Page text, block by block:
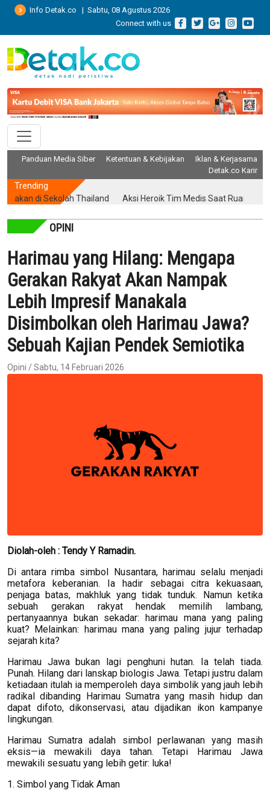
Info Detak.co | Sabtu, 08 Agustus 2026
Connect with us
Panduan Media Siber Ketentuan & Kebijakan
Iklan & Kerjasama
Detak.co Karir
Trending
di Sekolah Thailand Aksi Heroik Tim Medis Saat Ruang Operasi
OPINI
Harimau yang Hilang: Mengapa
Gerakan Rakyat Akan Nampak
Lebih Impresif Manakala
Disimbolkan oleh Harimau Jawa?
Sebuah Kajian Pendek Semiotika
Opini / Sabtu, 14 Februari 2026
Diolah-oleh : Tendy Y Ramadin.
Di antara rimba simbol Nusantara, harimau selalu menjadi
metafora keberanian. Ia hadir sebagai citra kekuasaan,
penjaga batas, makhluk yang tidak tunduk. Namun ketika
sebuah gerakan rakyat hendak memilih lambang,
pertanyaannya bukan sekadar: harimau mana yang paling
kuat? Melainkan: harimau mana yang paling jujur terhadap
sejarah kita?
Harimau Jawa bukan lagi penghuni hutan. Ia telah tiada.
Punah. Hilang dari lanskap biologis Jawa. Tetapi justru dalam
ketiadaan itulah ia memperoleh daya simbolik yang jauh lebih
radikal dibanding Harimau Sumatra yang masih hidup dan
dapat difoto, dikonservasi, atau dijadikan ikon kampanye
lingkungan.
Harimau Sumatra adalah simbol perlawanan yang masih
eksis—ia mewakili daya tahan. Tetapi Harimau Jawa
mewakili sesuatu yang lebih getir: luka!
1. Simbol yang Tidak Aman